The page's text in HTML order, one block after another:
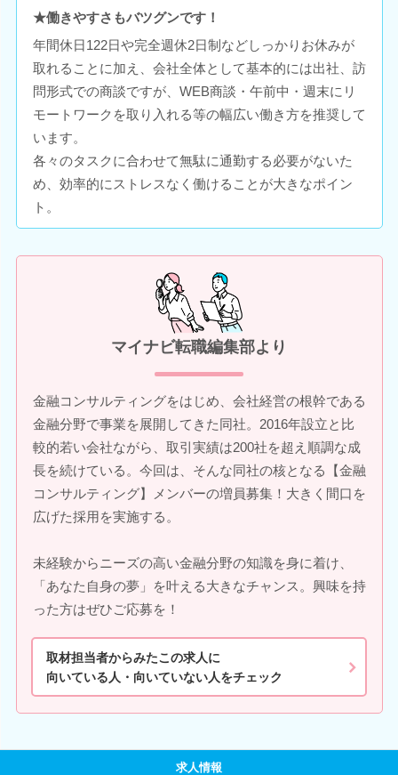
★働きやすさもバツグンです！
年間休日122日や完全週休2日制などしっかりお休みが
取れることに加え、会社全体として基本的には出社、訪
問形式での商談ですが、WEB商談・午前中・週末にリ
モートワークを取り入れる等の幅広い働き方を推奨して
います。
各々のタスクに合わせて無駄に通勤する必要がないた
め、効率的にストレスなく働けることが大きなポイン
ト。
マイナビ転職編集部より
金融コンサルティングをはじめ、会社経営の根幹である
金融分野で事業を展開してきた同社。2016年設立と比
較的若い会社ながら、取引実績は200社を超え順調な成
長を続けている。今回は、そんな同社の核となる【金融
コンサルティング】メンバーの増員募集！大きく間口を
広げた採用を実施する。
未経験からニーズの高い金融分野の知識を身に着け、
「あなた自身の夢」を叶える大きなチャンス。興味を持
った方はぜひご応募を！
取材担当者からみたこの求人に
向いている人・向いていない人をチェック
求人情報